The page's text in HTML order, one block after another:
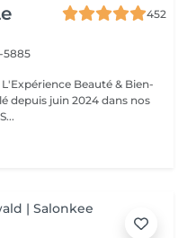
452
5885
depuis juin 2024 dans nos